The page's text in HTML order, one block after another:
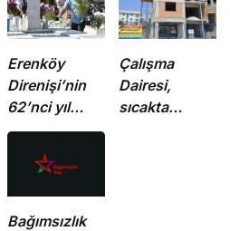
Erenköy
Direnişi’nin
62’nci yıl
dönümünde
şehitler
törenle anıldı
Çalışma
Dairesi,
sıcakta
Bağımsızlık